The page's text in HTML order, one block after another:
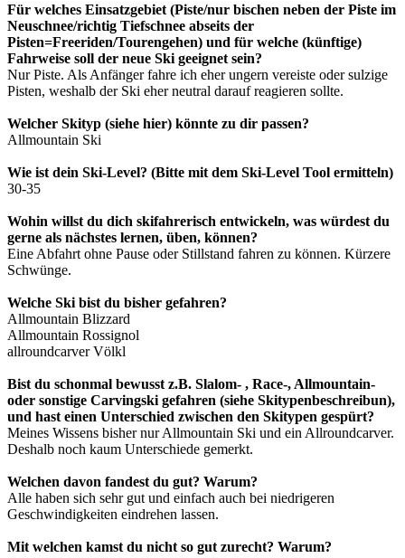
Für welches Einsatzgebiet (Piste/nur bischen neben der Piste im
Neuschnee/richtig Tiefschnee abseits der
Pisten=Freeriden/Tourengehen) und für welche (künftige)
Fahrweise soll der neue Ski geeignet sein?
Nur Piste. Als Anfänger fahre ich eher ungern vereiste oder sulzige
Pisten, weshalb der Ski eher neutral darauf reagieren sollte.
Welcher Skityp (siehe hier) könnte zu dir passen?
Allmountain Ski
Wie ist dein Ski-Level? (Bitte mit dem Ski-Level Tool ermitteln)
30-35
Wohin willst du dich skifahrerisch entwickeln, was würdest du
gerne als nächstes lernen, üben, können?
Eine Abfahrt ohne Pause oder Stillstand fahren zu können. Kürzere
Schwünge.
Welche Ski bist du bisher gefahren?
Allmountain Blizzard
Allmountain Rossignol
allroundcarver Völkl
Bist du schonmal bewusst z.B. Slalom- , Race-, Allmountain-
oder sonstige Carvingski gefahren (siehe Skitypenbeschreibun),
und hast einen Unterschied zwischen den Skitypen gespürt?
Meines Wissens bisher nur Allmountain Ski und ein Allroundcarver.
Deshalb noch kaum Unterschiede gemerkt.
Welchen davon fandest du gut? Warum?
Alle haben sich sehr gut und einfach auch bei niedrigeren
Geschwindigkeiten eindrehen lassen.
Mit welchen kamst du nicht so gut zurecht? Warum?